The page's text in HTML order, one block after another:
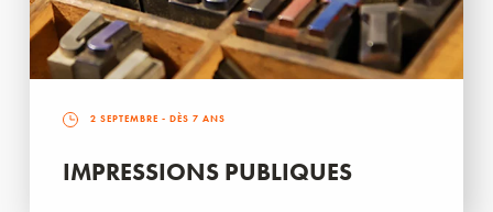
2 SEPTEMBRE - DÈS 7 ANS
IMPRESSIONS PUBLIQUES